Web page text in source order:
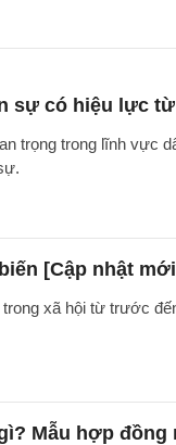
sự có hiệu lực từ
trọng trong lĩnh
[Cập nhật
xã hội từ trước
Mẫu hợp đồng